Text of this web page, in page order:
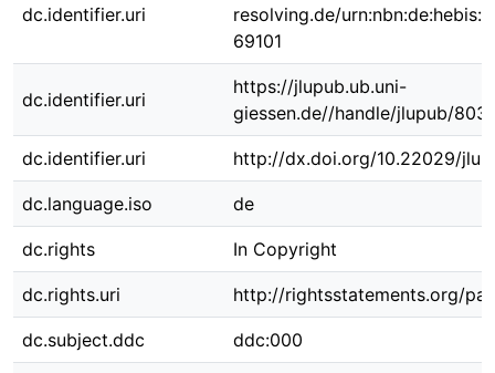
dc.identifier.uri
resolving.de/
69101
dc.identifier.uri
https://jlupub.ub.uni-
giessen.de//handle/jlupub/803
dc.identifier.uri http://dx.doi.org/10.22029/
dc.language.iso de
dc.rights In Copyright
dc.rights.uri http://rightsstatements.org/
dc.subject.ddc ddc:000